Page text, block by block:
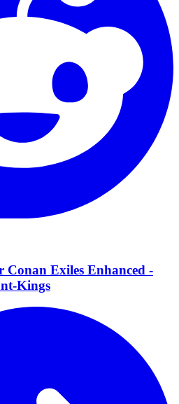
Conan Exiles Enhanced -
Kings